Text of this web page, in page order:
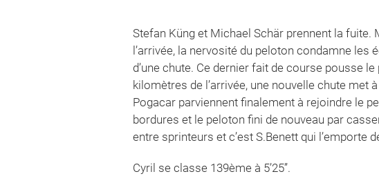
Stefan Küng et Michael Schär prennent la
l’arrivée, la nervosité du peloton condamne
d’une chute. Ce dernier fait de course pousse
kilomètres de l’arrivée, une nouvelle chute met
Pogacar parviennent finalement à rejoindre le
bordures et le peloton fini de nouveau par
entre sprinteurs et c’est S.Benett qui l’emporte
Cyril se classe 139ème à 5’25’’.